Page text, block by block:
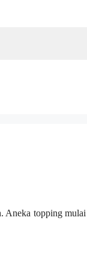
Aneka topping